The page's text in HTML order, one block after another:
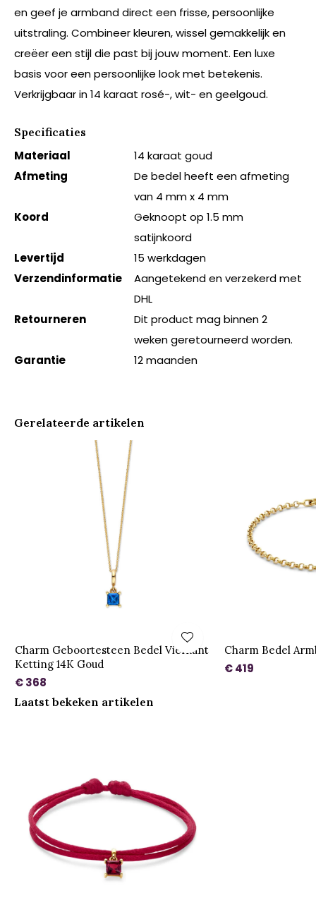
en geef je armband direct een frisse, persoonlijke
uitstraling. Combineer kleuren, wissel gemakkelijk en
creëer een stijl die past bij jouw moment. Een luxe
basis voor een persoonlijke look met betekenis.
Verkrijgbaar in 14 karaat rosé-, wit- en geelgoud.
Specificaties
Materiaal
14 karaat goud
Afmeting
De bedel heeft een afmeting
van 4 mm x 4 mm
Koord
Geknoopt op 1.5 mm
satijnkoord
Levertijd
15 werkdagen
Verzendinformatie
Aangetekend en verzekerd met
DHL
Retourneren
Dit product mag binnen 2
weken geretourneerd worden.
Garantie
12 maanden
Gerelateerde artikelen
Charm Geboortesteen Bedel Vierkant
Ketting 14K Goud
€ 368
Charm Bedel
€ 419
Laatst bekeken artikelen